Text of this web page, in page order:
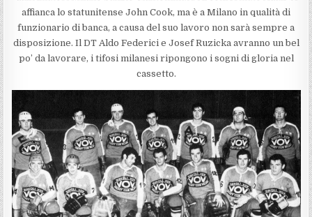
affianca lo statunitense John Cook, ma è a Milano in qualità di
funzionario di banca, a causa del suo lavoro non sarà sempre a
disposizione. Il DT Aldo Federici e Josef Ruzicka avranno un bel
po’ da lavorare, i tifosi milanesi ripongono i sogni di gloria nel
cassetto.